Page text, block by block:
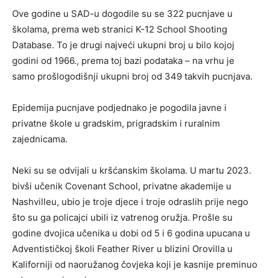
Ove godine u SAD-u dogodile su se 322 pucnjave u
školama, prema web stranici K-12 School Shooting
Database. To je drugi najveći ukupni broj u bilo kojoj
godini od 1966., prema toj bazi podataka – na vrhu je
samo prošlogodišnji ukupni broj od 349 takvih pucnjava.
Epidemija pucnjave podjednako je pogodila javne i
privatne škole u gradskim, prigradskim i ruralnim
zajednicama.
Neki su se odvijali u kršćanskim školama. U martu 2023.
bivši učenik Covenant School, privatne akademije u
Nashvilleu, ubio je troje djece i troje odraslih prije nego
što su ga policajci ubili iz vatrenog oružja. Prošle su
godine dvojica učenika u dobi od 5 i 6 godina upucana u
Adventističkoj školi Feather River u blizini Orovilla u
Kaliforniji od naoružanog čovjeka koji je kasnije preminuo